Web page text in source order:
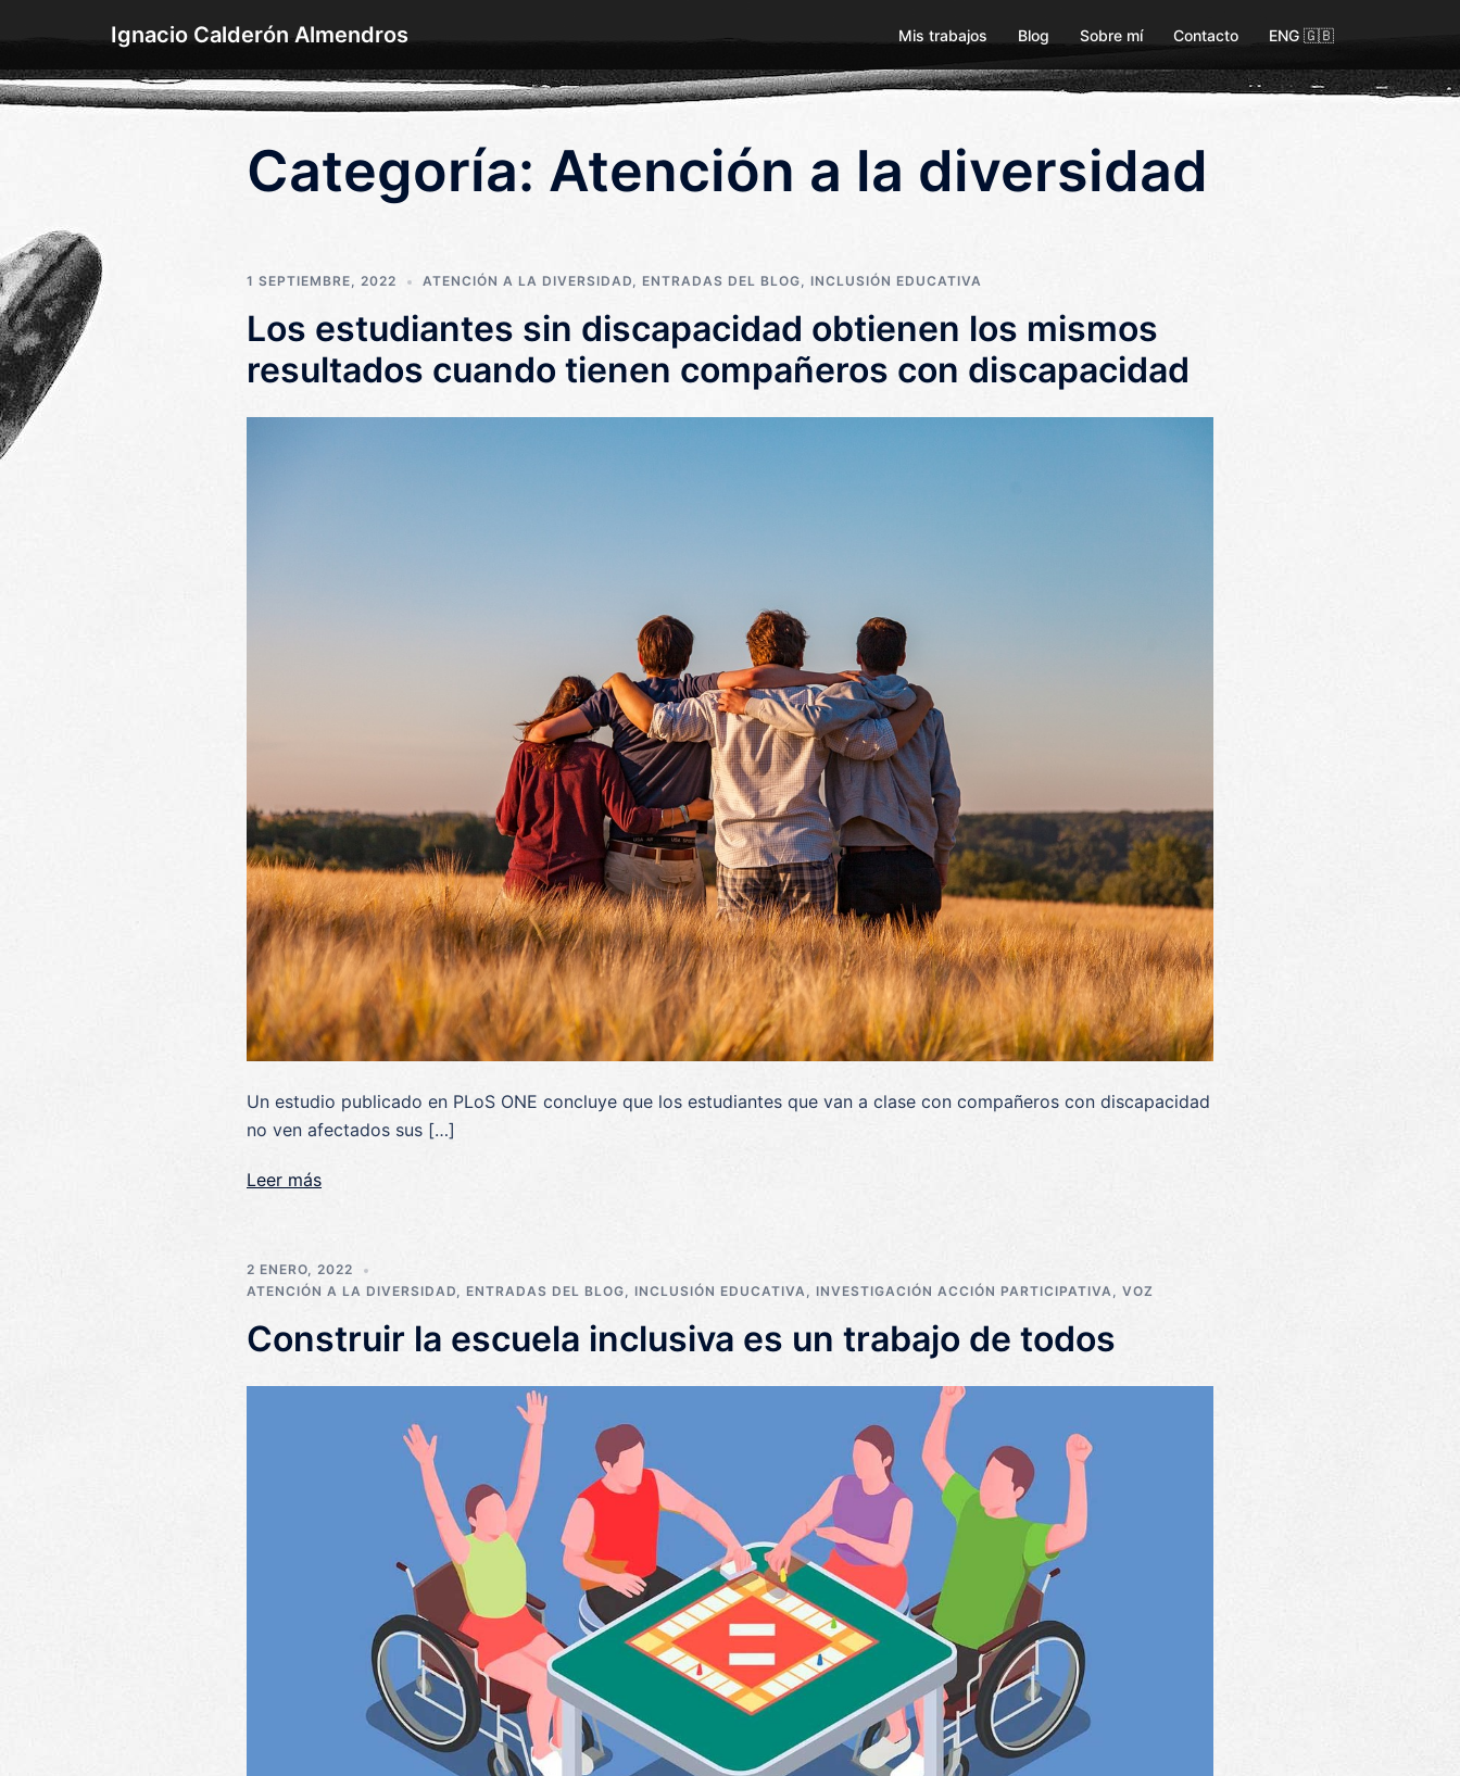
al
contenido
Ignacio Calderón Almendros Mis trabajos Blog Sobre mí Contacto ENG 🇬🇧
Categoría: Atención a la diversidad
1 SEPTIEMBRE, 2022 ATENCIÓN A LA DIVERSIDAD, ENTRADAS DEL BLOG, INCLUSIÓN EDUCATIVA
Los estudiantes sin discapacidad obtienen los mismos
resultados cuando tienen compañeros con discapacidad
Un estudio publicado en PLoS ONE concluye que los estudiantes que van a clase con compañeros con discapacidad
no ven afectados sus […]
Leer más
2 ENERO, 2022
ATENCIÓN A LA DIVERSIDAD, ENTRADAS DEL BLOG, INCLUSIÓN EDUCATIVA, INVESTIGACIÓN ACCIÓN PARTICIPATIVA, VOZ
Construir la escuela inclusiva es un trabajo de todos